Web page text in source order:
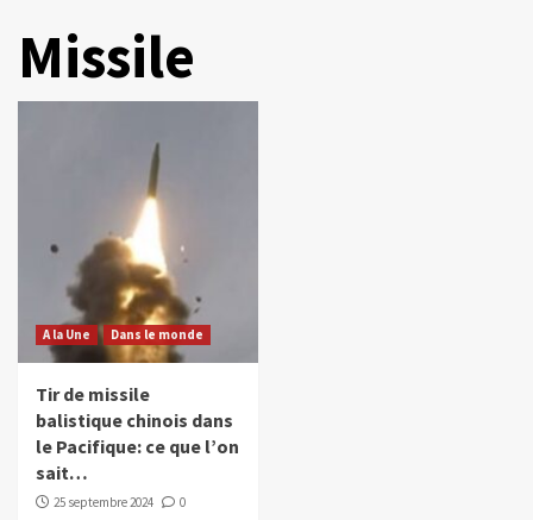
Missile
A la Une Dans le monde
Tir de missile
balistique chinois dans
le Pacifique: ce que l’on
sait…
25 septembre 2024 0